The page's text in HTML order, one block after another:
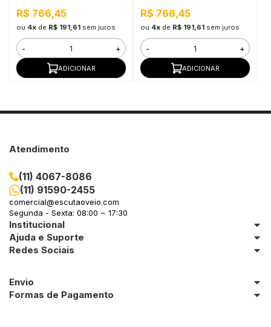
R$ 766,45
ou 4xde R$ 191,61 sem juros
- +
ADICIONAR
R$ 766,45
ou 4xde R$ 191,61 sem juros
- +
ADICIONAR
Atendimento
(11) 4067-8086
(11) 91590-2455
comercial@escutaoveio.com
Segunda - Sexta: 08:00 ~ 17:30
Institucional
Ajuda e Suporte
Redes Sociais
Envio
Formas de Pagamento